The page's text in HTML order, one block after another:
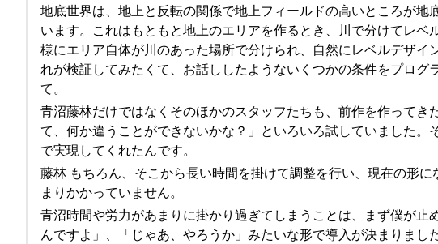
地底世界は、地上と反転の関係で地上フィールドの高いところが
います。これはもともと地上のエリアを作るとき、川で分けてレ
様にエリア自体が川のあった場所で分けられ、自然にレベルデザ
れが検証してみたくて、お話ししたようないくつかの条件をプロ
て。
青沼藤林だけではなくそのほかのスタッフたちも、前作を作って
て、何か違うことができないかな？」といろいろ試していました
で実現してくれたんです。
藤林 もちろん、そこから長い時間を掛けて調整を行い、現在の形
まりかかっていません。
青沼時間や労力があまりに掛かり過ぎてしまうことは、まず僕が
んですよ」、「じゃあ、やろうか」みたいな形で導入が決まりまし